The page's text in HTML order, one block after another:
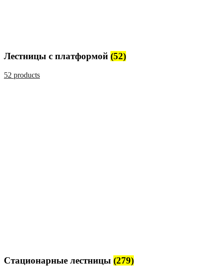
Лестницы с платформой (52)
52 products
Стационарные лестницы (279)